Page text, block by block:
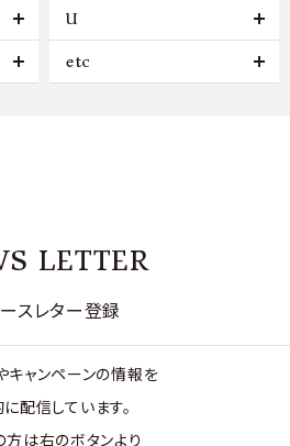
U
etc
LETTER
スレター登録
キャンペーンの情報を
配信しています。
方は右のボタンより